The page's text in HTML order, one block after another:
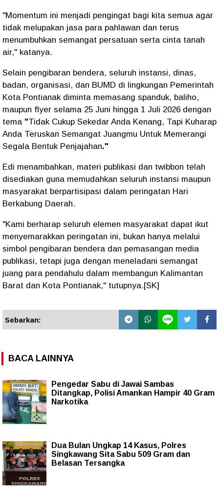
"Momentum ini menjadi pengingat bagi kita semua agar
tidak melupakan jasa para pahlawan dan terus
menumbuhkan semangat persatuan serta cinta tanah
air," katanya.
Selain pengibaran bendera, seluruh instansi, dinas,
badan, organisasi, dan BUMD di lingkungan Pemerintah
Kota Pontianak diminta memasang spanduk, baliho,
maupun flyer selama 25 Juni hingga 1 Juli 2026 dengan
tema "Tidak Cukup Sekedar Anda Kenang, Tapi Kuharap
Anda Teruskan Semangat Juangmu Untuk Memerangi
Segala Bentuk Penjajahan."
Edi menambahkan, materi publikasi dan twibbon telah
disediakan guna memudahkan seluruh instansi maupun
masyarakat berpartisipasi dalam peringatan Hari
Berkabung Daerah.
"Kami berharap seluruh elemen masyarakat dapat ikut
menyemarakkan peringatan ini, bukan hanya melalui
simbol pengibaran bendera dan pemasangan media
publikasi, tetapi juga dengan meneladani semangat
juang para pendahulu dalam membangun Kalimantan
Barat dan Kota Pontianak," tutupnya.[SK]
Sebarkan:
BACA LAINNYA
Pengedar Sabu di Jawai Sambas
Ditangkap, Polisi Amankan Hampir 40 Gram
Narkotika
Dua Bulan Ungkap 14 Kasus, Polres
Singkawang Sita Sabu 509 Gram dan
Belasan Tersangka